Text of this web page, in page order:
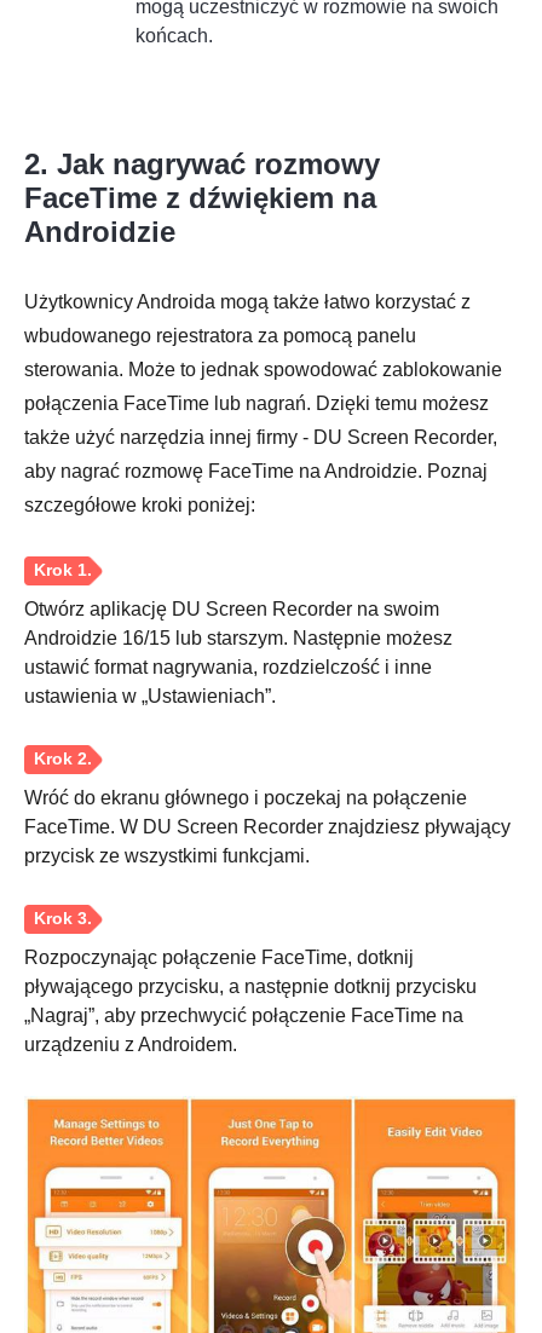
mogą uczestniczyć w rozmowie na swoich
końcach.
2. Jak nagrywać rozmowy
FaceTime z dźwiękiem na
Androidzie
Użytkownicy Androida mogą także łatwo korzystać z
wbudowanego rejestratora za pomocą panelu
sterowania. Może to jednak spowodować zablokowanie
połączenia FaceTime lub nagrań. Dzięki temu możesz
także użyć narzędzia innej firmy - DU Screen Recorder,
aby nagrać rozmowę FaceTime na Androidzie. Poznaj
szczegółowe kroki poniżej:
Otwórz aplikację DU Screen Recorder na swoim
Androidzie 16/15 lub starszym. Następnie możesz
ustawić format nagrywania, rozdzielczość i inne
ustawienia w „Ustawieniach”.
Wróć do ekranu głównego i poczekaj na połączenie
FaceTime. W DU Screen Recorder znajdziesz pływający
przycisk ze wszystkimi funkcjami.
Rozpoczynając połączenie FaceTime, dotknij
pływającego przycisku, a następnie dotknij przycisku
„Nagraj”, aby przechwycić połączenie FaceTime na
urządzeniu z Androidem.